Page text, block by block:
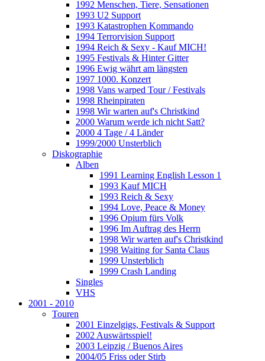
1992 Menschen, Tiere, Sensationen
1993 U2 Support
1993 Katastrophen Kommando
1994 Terrorvision Support
1994 Reich & Sexy - Kauf MICH!
1995 Festivals & Hinter Gitter
1996 Ewig währt am längsten
1997 1000. Konzert
1998 Vans warped Tour / Festivals
1998 Rheinpiraten
1998 Wir warten auf's Christkind
2000 Warum werde ich nicht Satt?
2000 4 Tage / 4 Länder
1999/2000 Unsterblich
Diskographie
Alben
1991 Learning English Lesson 1
1993 Kauf MICH
1993 Reich & Sexy
1994 Love, Peace & Money
1996 Opium fürs Volk
1996 Im Auftrag des Herrn
1998 Wir warten auf's Christkind
1998 Waiting for Santa Claus
1999 Unsterblich
1999 Crash Landing
Singles
VHS
2001 - 2010
Touren
2001 Einzelgigs, Festivals & Support
2002 Auswärtsspiel!
2003 Leipzig / Buenos Aires
2004/05 Friss oder Stirb